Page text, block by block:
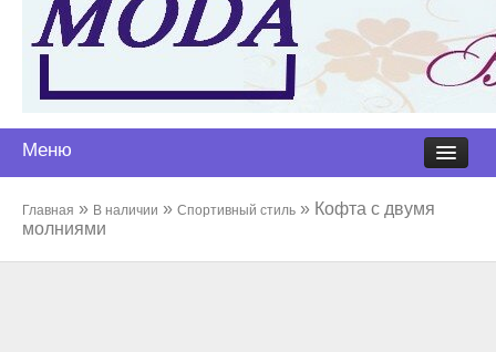
Меню
Главная » В наличии » Спортивный стиль » Кофта с двумя
молниями